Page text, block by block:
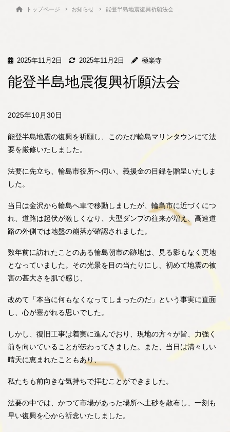
トップページ お知らせ 能登半島地震復興祈願法会
2025年11月2日 2025年11月2日 極楽寺
能登半島地震復興祈願法会
2025年10月30日
能登半島地震の復興を祈願し、このたび輪島マリンタウンにて法
要を厳修いたしました。
法要に先立ち、輪島市役所へ伺い、義援金の目録を贈呈いたしま
した。
当日は金沢から輪島へ車で移動しましたが、輪島市に近づくにつ
れ、道路は起伏が激しくなり、大型ダンプの往来が増え、高速道
路の外側では地盤の崩落が確認されました。
数年前に訪れたことのある輪島朝市の跡地は、見る影もなく更地
となっていました。その光景を目の当たりにし、初めて地震の被
害の甚大さを肌で感じ、
改めて「本当に何もなくなってしまったのだ」という事実に直面
し、心が塞がれる思いでした。
しかし、復旧工事は着実に進んでおり、現地の方々が皆、力強く
前を向いていることが伝わってきました。また、当日は清々しい
晴天に恵まれたこともあり、
私たちも前向きな気持ちで拝むことができました。
法要の中では、かつて市場があった場所へ土砂を散布し、一刻も
早い復興を心から祈念いたしました。